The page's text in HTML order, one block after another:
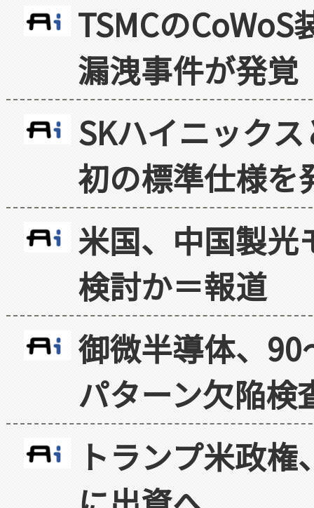
TSMCの
漏洩事件が発覚
SKハイニック
初の標準仕様を
米国、中国製光
検討か＝報道
御微半導体、
パターン欠陥検
トランプ米政